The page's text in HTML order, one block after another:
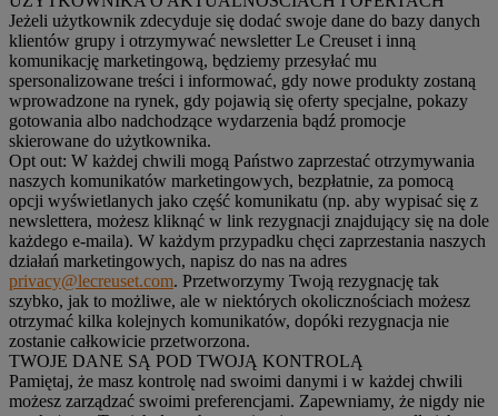
Jeżeli użytkownik zdecyduje się dodać swoje dane do bazy danych
klientów grupy i otrzymywać newsletter Le Creuset i inną
komunikację marketingową, będziemy przesyłać mu
spersonalizowane treści i informować, gdy nowe produkty zostaną
wprowadzone na rynek, gdy pojawią się oferty specjalne, pokazy
gotowania albo nadchodzące wydarzenia bądź promocje
skierowane do użytkownika.
Opt out: W każdej chwili mogą Państwo zaprzestać otrzymywania
naszych komunikatów marketingowych, bezpłatnie, za pomocą
opcji wyświetlanych jako część komunikatu (np. aby wypisać się z
newslettera, możesz kliknąć w link rezygnacji znajdujący się na dole
każdego e-maila). W każdym przypadku chęci zaprzestania naszych
działań marketingowych, napisz do nas na adres
privacy@lecreuset.com. Przetworzymy Twoją rezygnację tak
szybko, jak to możliwe, ale w niektórych okolicznościach możesz
otrzymać kilka kolejnych komunikatów, dopóki rezygnacja nie
zostanie całkowicie przetworzona.
TWOJE DANE SĄ POD TWOJĄ KONTROLĄ
Pamiętaj, że masz kontrolę nad swoimi danymi i w każdej chwili
możesz zarządzać swoimi preferencjami. Zapewniamy, że nigdy nie